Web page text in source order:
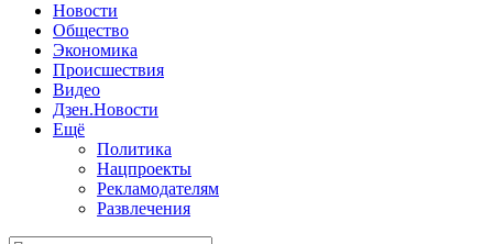
Новости
Общество
Экономика
Происшествия
Видео
Дзен.Новости
Ещё
Политика
Нацпроекты
Рекламодателям
Развлечения